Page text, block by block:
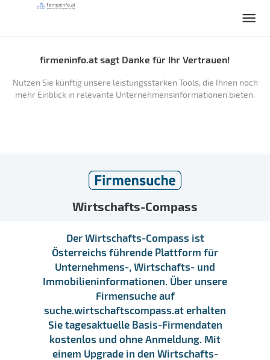
firmeninfo.at sagt Danke für Ihr Vertrauen!
Nutzen Sie künftig unsere leistungsstarken Tools, die Ihnen noch
mehr Einblick in relevante Unternehmensinformationen bieten.
Wirtschafts-Compass
Der Wirtschafts-Compass ist
Österreichs führende Plattform für
Unternehmens-, Wirtschafts- und
Immobilieninformationen. Über unsere
Firmensuche auf
suche.wirtschaftscompass.at erhalten
Sie tagesaktuelle Basis-Firmendaten
kostenlos und ohne Anmeldung. Mit
einem Upgrade in den Wirtschafts-